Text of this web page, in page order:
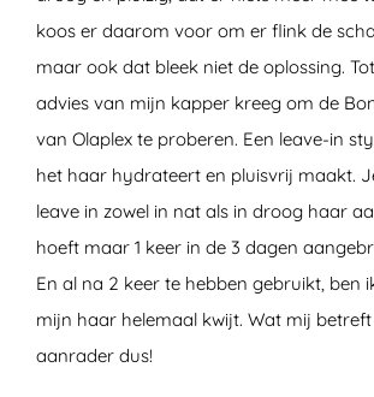
koos er daarom voor om er flink de
maar ook dat bleek niet de oplossing.
advies van mijn kapper kreeg om de
van Olaplex te proberen. Een leave-in
het haar hydrateert en pluisvrij maakt.
leave in zowel in nat als in droog haar
hoeft maar 1 keer in de 3 dagen
En al na 2 keer te hebben gebruikt, ben
mijn haar helemaal kwijt. Wat mij
aanrader dus!